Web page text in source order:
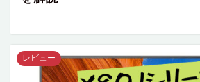
レビュー